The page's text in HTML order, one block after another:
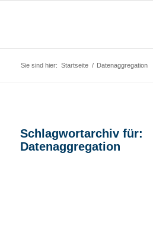
Sie sind hier: Startseite / Datenaggregation
Schlagwortarchiv für:
Datenaggregation